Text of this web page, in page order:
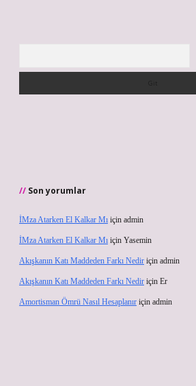
Son yorumlar
İMza Atarken El Kalkar Mı için admin
İMza Atarken El Kalkar Mı için Yasemin
Akışkanın Katı Maddeden Farkı Nedir için admin
Akışkanın Katı Maddeden Farkı Nedir için Er
Amortisman Ömrü Nasıl Hesaplanır için admin